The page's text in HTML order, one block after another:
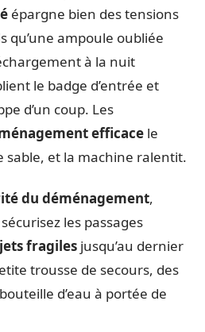
épargne bien des tensions
qu’une ampoule oubliée
à la nuit
le badge d’entrée et
d’un coup. Les
efficace le
sable, et la machine ralentit.
du déménagement,
les passages
fragiles jusqu’au dernier
trousse de secours, des
d’eau à portée de